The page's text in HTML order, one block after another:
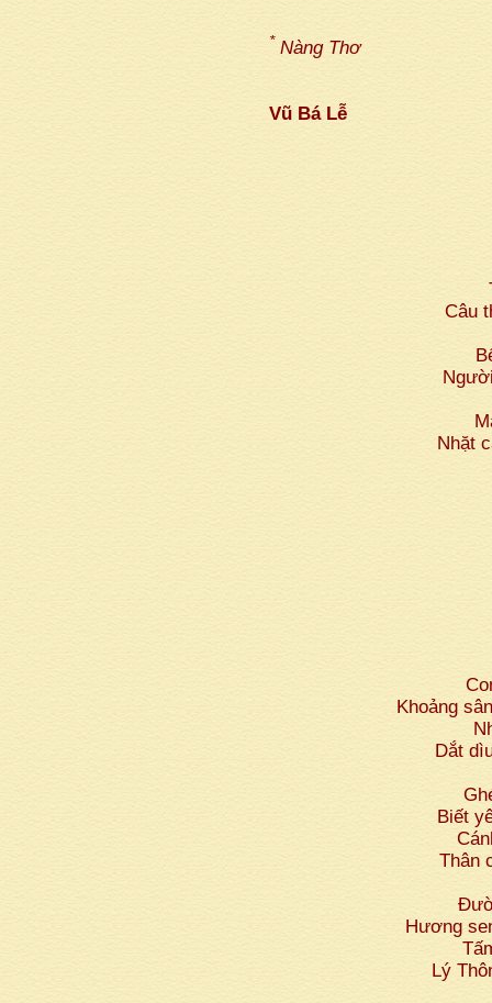
* Nàng Thơ
Vũ Bá Lễ
Câu
Nhặt
Khoảng
Dắt
Biết
Thân
Hương
Lý